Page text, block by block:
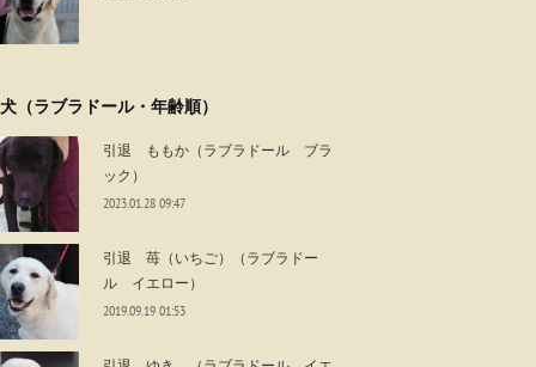
（ラブラドール・年齢順）
引退 ももか（ラブラドール ブラ
ック）
2023.01.28 09:47
引退 苺（いちご）（ラブラドー
ル イエロー）
2019.09.19 01:53